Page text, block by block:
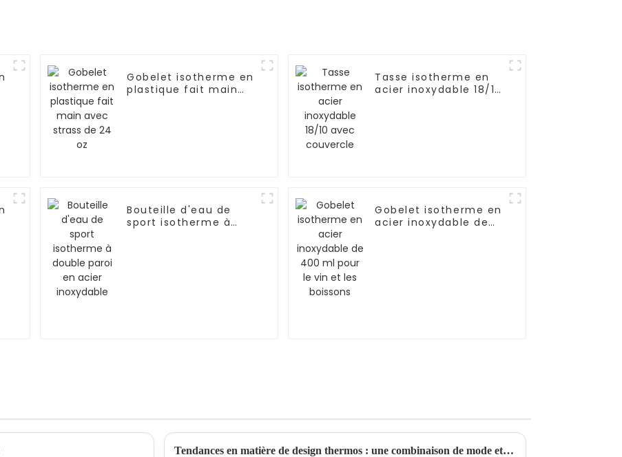
Gobelet isotherme en
plastique fait main
Tasse isotherme en
acier inoxydable 18/10
Bouteille d'eau de
sport isotherme à
Gobelet isotherme en
acier inoxydable de
Tendances en matière de design thermos : une combinaison de mode et de praticité